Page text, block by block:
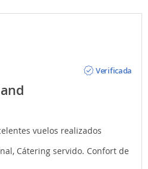
Verificada
vuelos realizados
Cátering servido. Confort de